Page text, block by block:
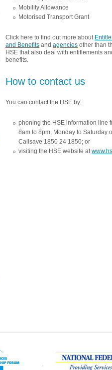
Mobility Allowance
Motorised Transport Grant
Click here to find out more about
and Benefitsand agenciesother than
HSE that also deal with entitlements
benefits.
How to contact us
You can contact the HSE by:
phoning the HSE information line
8am to 8pm, Monday to Saturday
Callsave 1850 24 1850; or
visiting the HSE website at